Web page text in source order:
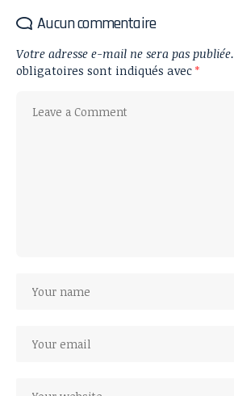
Aucun commentaire
Votre adresse e-mail ne sera pas publiée.
obligatoires sont indiqués avec *